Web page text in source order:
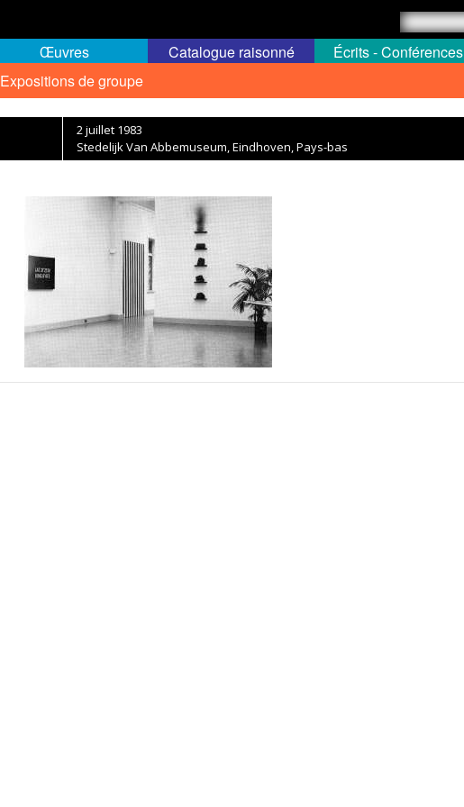
Expositions de groupe
Œuvres Catalogue raisonné Écrits - Conférences
2 juillet 1983
Stedelijk Van Abbemuseum, Eindhoven, Pays-bas